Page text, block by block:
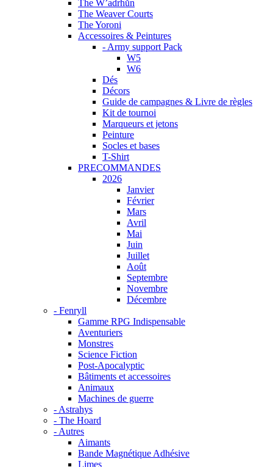
The W’adrhŭn
The Weaver Courts
The Yoroni
Accessoires & Peintures
- Army support Pack
W5
W6
Dés
Décors
Guide de campagnes & Livre de règles
Kit de tournoi
Marqueurs et jetons
Peinture
Socles et bases
T-Shirt
PRECOMMANDES
2026
Janvier
Février
Mars
Avril
Mai
Juin
Juillet
Août
Septembre
Novembre
Décembre
- Fenryll
Gamme RPG Indispensable
Aventuriers
Monstres
Science Fiction
Post-Apocalyptic
Bâtiments et accessoires
Animaux
Machines de guerre
- Astrahys
- The Hoard
- Autres
Aimants
Bande Magnétique Adhésive
Limes